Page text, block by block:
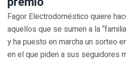
Fagor Electrodoméstico quiere
aquellos que se sumen a la
y ha puesto en marcha un sorteo
en el que piden a sus seguidores